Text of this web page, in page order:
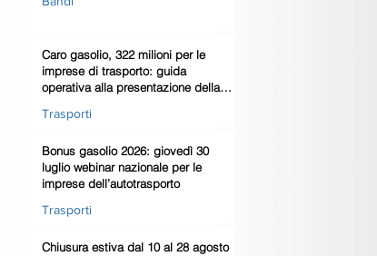
Caro gasolio, 322 milioni per le
imprese di trasporto: guida
operativa alla presentazione della
Trasporti
Bonus gasolio 2026: giovedì 30
luglio webinar nazionale per le
imprese dell’autotrasporto
Trasporti
Chiusura estiva dal 10 al 28 agosto